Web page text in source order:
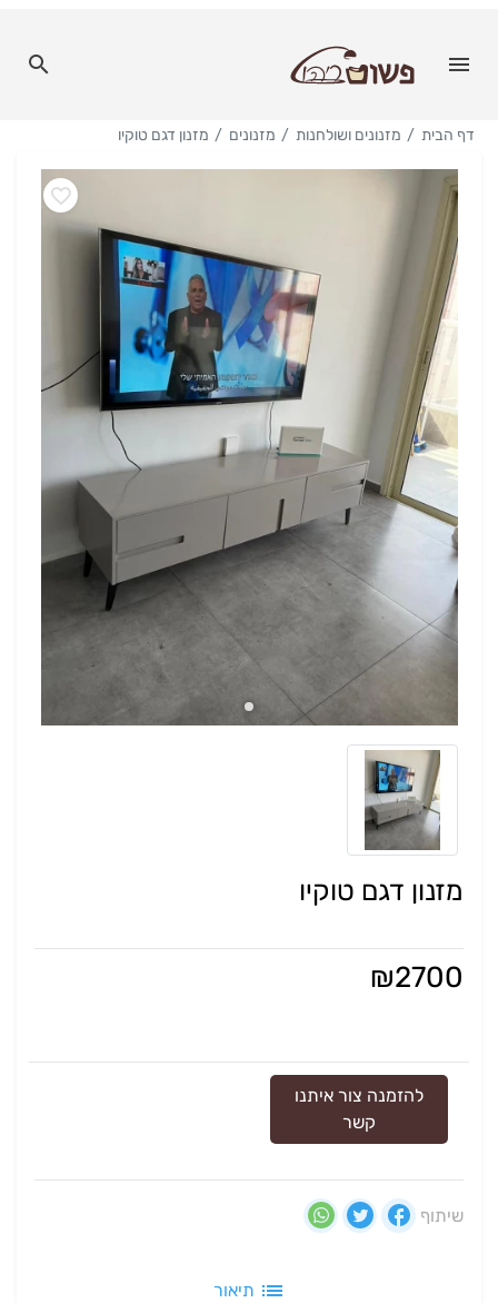
דף הבית מזנונים ושולחנות מזנונים מזנון דגם טוקיו
מזנון דגם טוקיו
₪2700
להזמנה צור איתנו
קשר
שיתוף
תיאור